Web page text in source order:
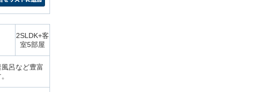
2SLDK+客
室5部屋
呂など豊富